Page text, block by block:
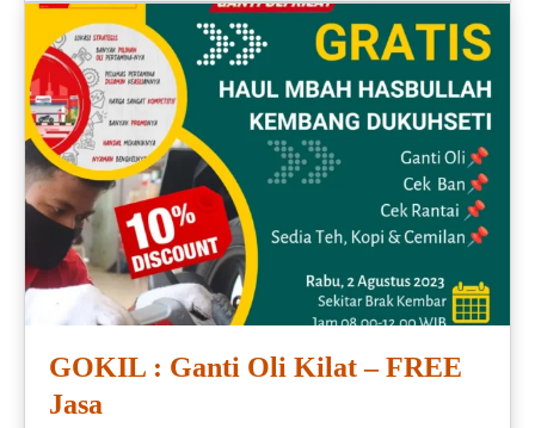
GOKIL : Ganti Oli Kilat – FREE
Jasa